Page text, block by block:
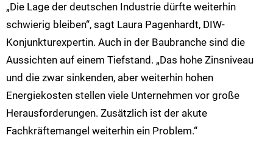
„Die Lage der deutschen Industrie dürfte weiterhin
schwierig bleiben“, sagt Laura Pagenhardt, DIW-
Konjunkturexpertin. Auch in der Baubranche sind die
Aussichten auf einem Tiefstand. „Das hohe Zinsniveau
und die zwar sinkenden, aber weiterhin hohen
Energiekosten stellen viele Unternehmen vor große
Herausforderungen. Zusätzlich ist der akute
Fachkräftemangel weiterhin ein Problem.“